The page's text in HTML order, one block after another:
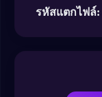
รหัสแตกไฟล์: